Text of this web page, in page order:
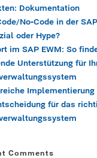
Dokumentation
No-Code in der
oder Hype?
im SAP EWM: So
Unterstützung für
Implementierung
für das
Comments